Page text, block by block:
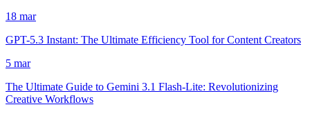
18 mar
GPT-5.3 Instant: The Ultimate Efficiency Tool for Content Creators
5 mar
The Ultimate Guide to Gemini 3.1 Flash-Lite: Revolutionizing
Creative Workflows